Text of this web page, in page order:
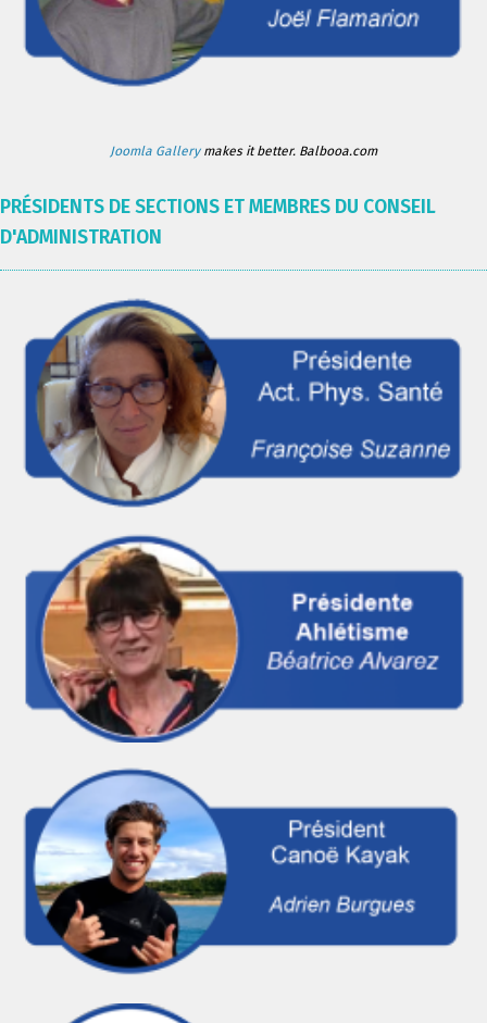
Joomla Gallerymakes it better. Balbooa.com
PRÉSIDENTS DE SECTIONS ET MEMBRES DU CONSEIL
D'ADMINISTRATION